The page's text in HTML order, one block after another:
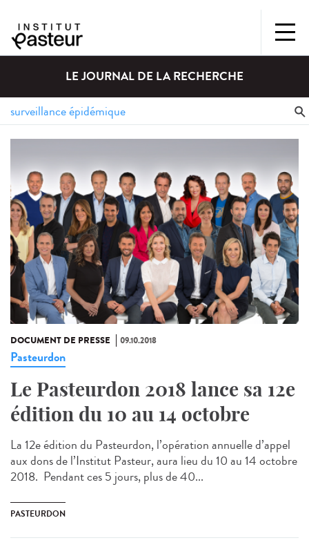
LE JOURNAL DE LA RECHERCHE
DOCUMENT DE PRESSE 09.10.2018
Pasteurdon
Le Pasteurdon 2018 lance sa 12e
édition du 10 au 14 octobre
La 12e édition du Pasteurdon, l’opération annuelle d’appel
aux dons de l’Institut Pasteur, aura lieu du 10 au 14 octobre
2018. Pendant ces 5 jours, plus de 40...
PASTEURDON